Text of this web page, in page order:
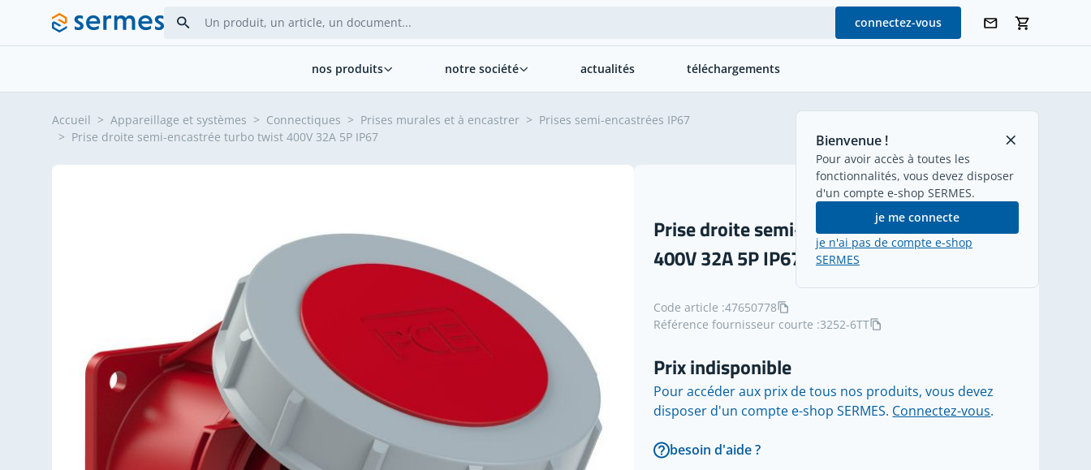
Allez au contenu
connectez-vous
Bienvenue !
Pour avoir accès à toutes les
fonctionnalités, vous devez disposer
d'un compte e-shop SERMES.
je me connecte
je n'ai pas de compte e-shop
SERMES
nos produits notre société actualités téléchargements
Accueil > Appareillage et systèmes > Connectiques > Prises murales et à encastrer > Prises semi-encastrées IP67
> Prise droite semi-encastrée turbo twist 400V 32A 5P IP67
Prise droite semi-encastrée turbo twist
400V 32A 5P IP67
Code article :47650778
Référence fournisseur courte :3252-6TT
Prix indisponible
Pour accéder aux prix de tous nos produits, vous devez
disposer d'un compte e-shop SERMES. Connectez-vous.
besoin d'aide ?